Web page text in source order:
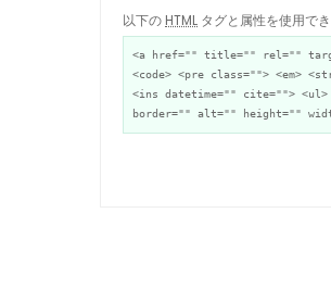
以下の HTML タグと属性を使用でき
<a href="" title="" rel=""
<code> <pre class=""> <em>
<ins datetime="" cite="">
border="" alt="" height=""